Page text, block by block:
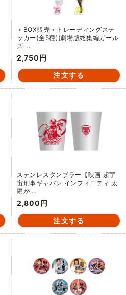
＜BOX販売＞トレーディングステ
ッカー(全5種)(劇場版総集編ガール
ズ …
2,750円
ステンレスタンブラー【映画 超宇
宙刑事ギャバン インフィニティ 太
陽が …
2,800円